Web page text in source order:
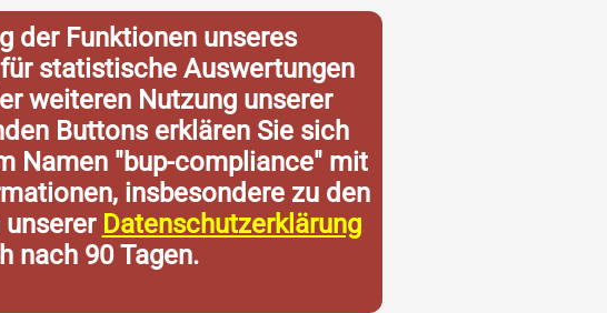
der Funktionen unseres
statistische Auswertungen
weiteren Nutzung unserer
Buttons erklären Sie sich
Namen "bup-compliance" mit
insbesondere zu den
unserer Datenschutzerklärung
nach 90 Tagen.